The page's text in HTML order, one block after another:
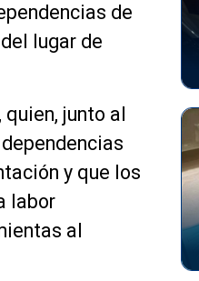
de
lugar de
junto al
y que los
labor
al